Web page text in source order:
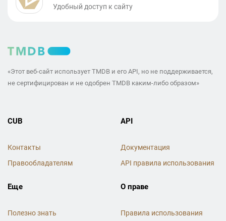
Удобный доступ к сайту
«Этот веб-сайт использует TMDB и его API, но не поддерживается,
не сертифицирован и не одобрен TMDB каким-либо образом»
CUB
Контакты
Правообладателям
API
Документация
API правила использования
Еще
Полезно знать
О праве
Правила использования